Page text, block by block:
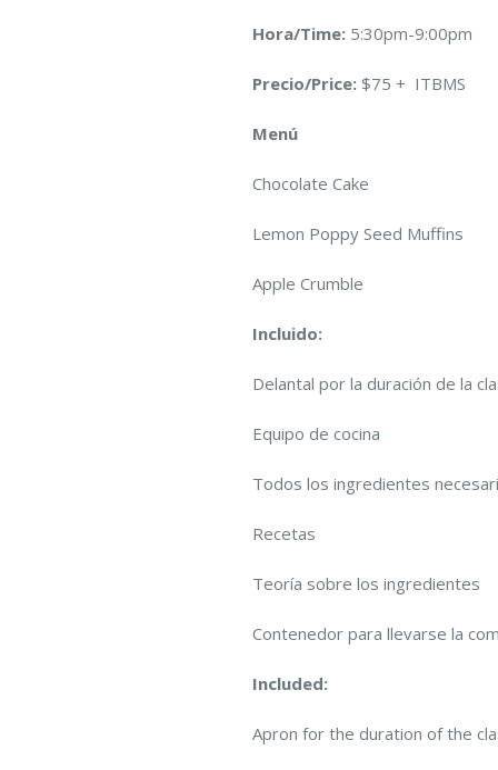
Hora/Time: 5:30pm-9:00pm
Precio/Price: $75 + ITBMS
Menú
Chocolate Cake
Lemon Poppy Seed Muffins
Apple Crumble
Incluido:
Delantal por la duración de la
Equipo de cocina
Todos los ingredientes
Recetas
Teoría sobre los ingredientes
Contenedor para llevarse la
Included:
Apron for the duration of the